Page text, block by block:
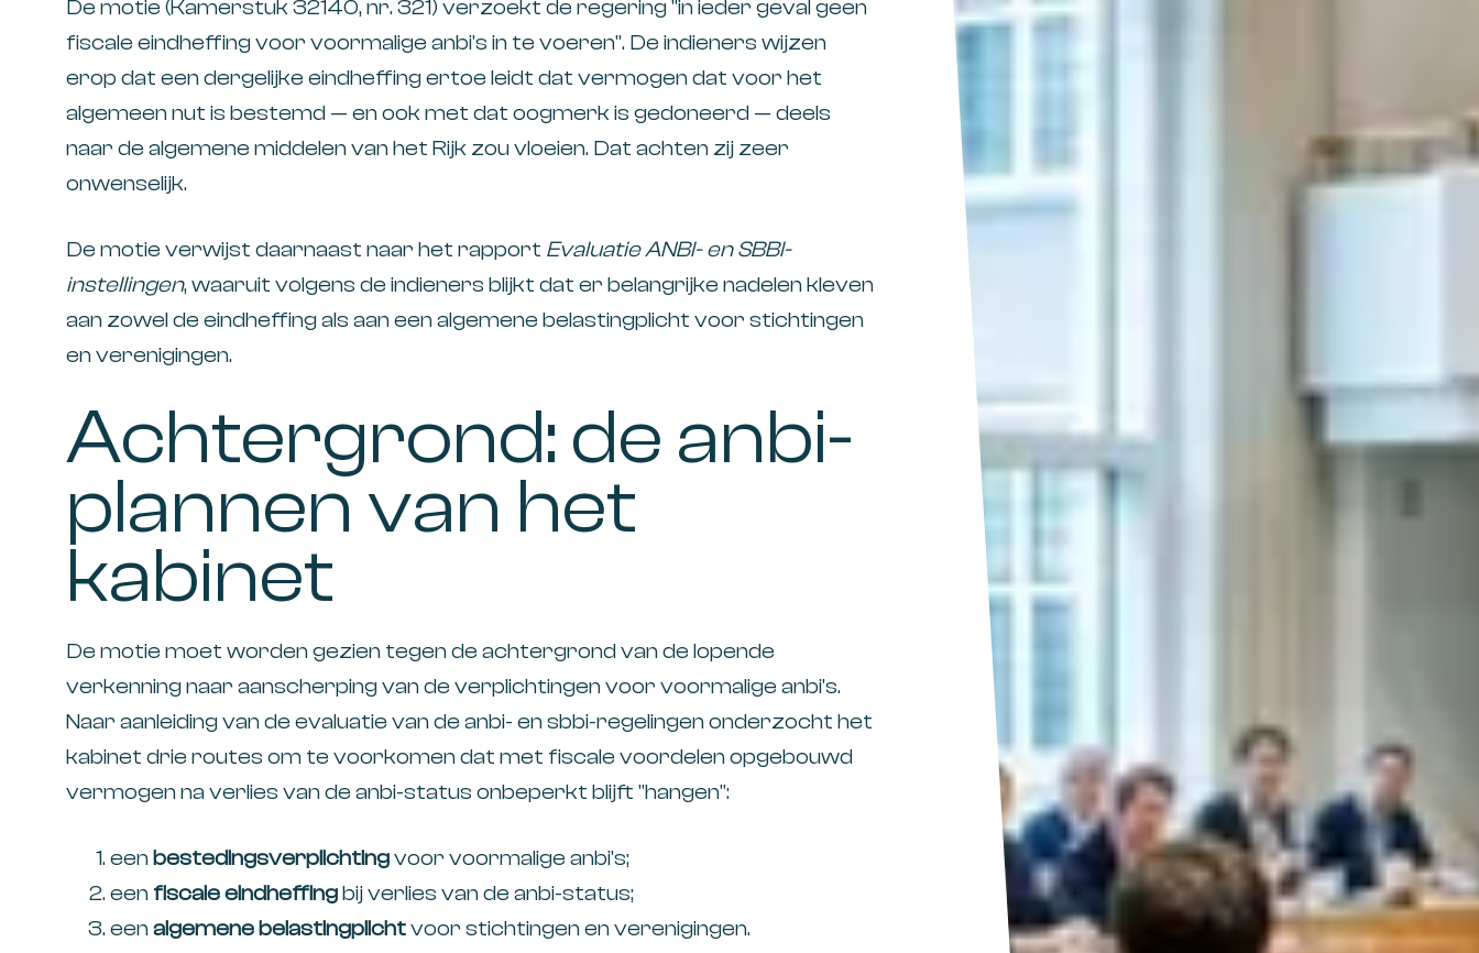
De motie (Kamerstuk 32140, nr. 321) verzoekt de regering "in ieder geval geen
fiscale eindheffing voor voormalige anbi's in te voeren". De indieners wijzen
erop dat een dergelijke eindheffing ertoe leidt dat vermogen dat voor het
algemeen nut is bestemd — en ook met dat oogmerk is gedoneerd — deels
naar de algemene middelen van het Rijk zou vloeien. Dat achten zij zeer
onwenselijk.
De motie verwijst daarnaast naar het rapport Evaluatie ANBI- en SBBI-
instellingen, waaruit volgens de indieners blijkt dat er belangrijke nadelen kleven
aan zowel de eindheffing als aan een algemene belastingplicht voor stichtingen
en verenigingen.
Achtergrond: de anbi-
plannen van het
kabinet
De motie moet worden gezien tegen de achtergrond van de lopende
verkenning naar aanscherping van de verplichtingen voor voormalige anbi's.
Naar aanleiding van de evaluatie van de anbi- en sbbi-regelingen onderzocht het
kabinet drie routes om te voorkomen dat met fiscale voordelen opgebouwd
vermogen na verlies van de anbi-status onbeperkt blijft "hangen":
een bestedingsverplichtingvoor voormalige anbi's;
een fiscale eindheffingbij verlies van de anbi-status;
een algemene belastingplichtvoor stichtingen en verenigingen.